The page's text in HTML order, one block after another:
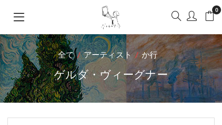
0
全て アーティスト か行
ゲルダ・ヴィーグナー